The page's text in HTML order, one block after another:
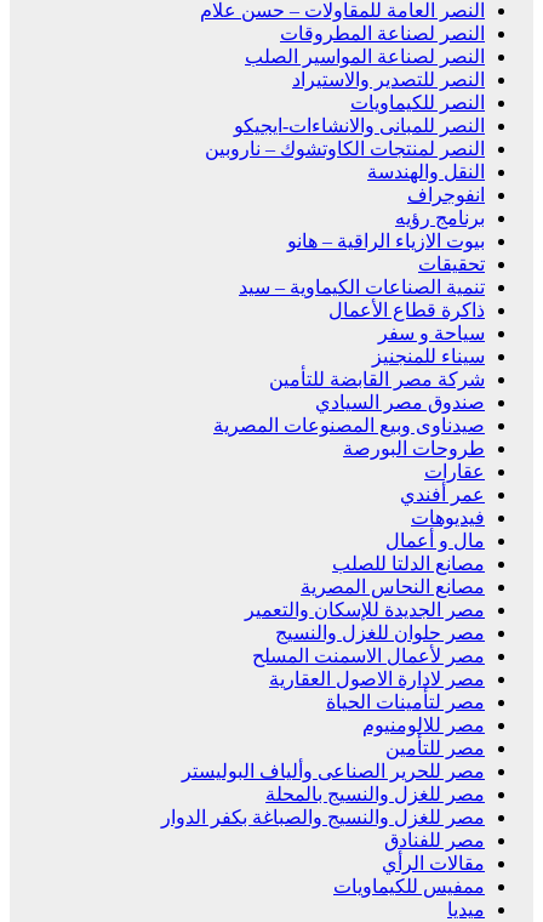
النصر العامة للمقاولات – حسن علام
النصر لصناعة المطروقات
النصر لصناعة المواسير الصلب
النصر للتصدير والاستيراد
النصر للكيماويات
النصر للمبانى والانشاءات-ايجيكو
النصر لمنتجات الكاوتشوك – ناروبين
النقل والهندسة
انفوجراف
برنامج رؤيه
بيوت الازياء الراقية – هانو
تحقيقات
تنمية الصناعات الكيماوية – سيد
ذاكرة قطاع الأعمال
سياحة و سفر
سيناء للمنجنيز
شركة مصر القابضة للتأمين
صندوق مصر السيادي
صيدناوى وبيع المصنوعات المصرية
طروحات البورصة
عقارات
عمر أفندي
فيديوهات
مال و أعمال
مصانع الدلتا للصلب
مصانع النحاس المصرية
مصر الجديدة للإسكان والتعمير
مصر حلوان للغزل والنسيج
مصر لأعمال الاسمنت المسلح
مصر لادارة الاصول العقارية
مصر لتأمينات الحياة
مصر للالومنيوم
مصر للتأمين
مصر للحرير الصناعى وألياف البوليستر
مصر للغزل والنسيج بالمحلة
مصر للغزل والنسيج والصباغة بكفر الدوار
مصر للفنادق
مقالات الرأي
ممفيس للكيماويات
ميديا